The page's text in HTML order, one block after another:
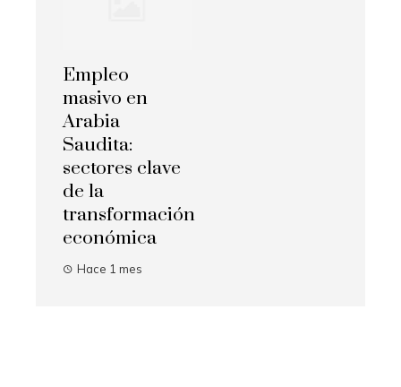
Empleo
masivo en
Arabia
Saudita:
sectores clave
de la
transformación
económica
Hace 1 mes